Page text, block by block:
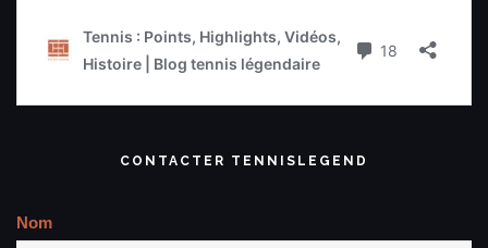
CONTACTER TENNISLEGEND
Nom